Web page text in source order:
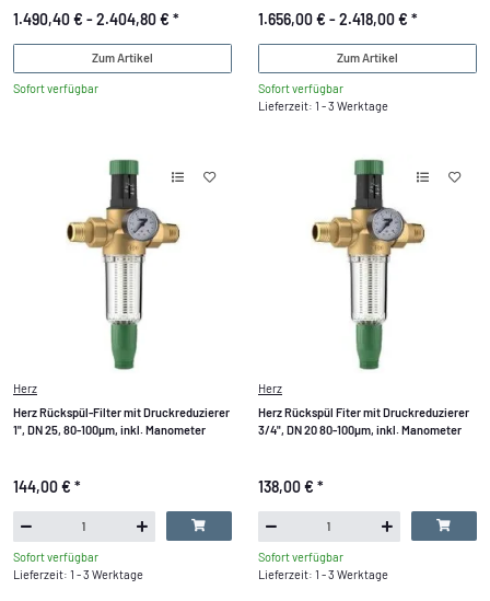
1.490,40 € -2.404,80 € *
Zum Artikel
Sofort verfügbar
1.656,00 € -2.418,00 € *
Zum Artikel
Sofort verfügbar
Lieferzeit: 1 - 3 Werktage
Herz
Herz Rück­spül-Fil­ter mit Druck­re­du­zie­rer
1", DN 25, 80-100µm, inkl. Ma­no­me­ter
144,00 € *
Sofort verfügbar
Lieferzeit: 1 - 3 Werktage
Herz
Herz Rückspül Fiter mit Druckreduzierer
3/4", DN 20 80-100µm, inkl. Manometer
138,00 € *
Sofort verfügbar
Lieferzeit: 1 - 3 Werktage